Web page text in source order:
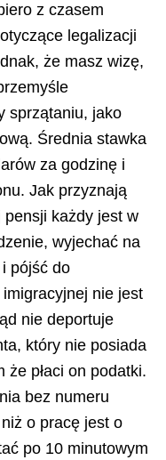
z czasem
legalizacji
że masz wizę,
sprzątaniu, jako
Średnia stawka
za godzinę i
Jak przyznają
każdy jest w
wyjechać na
pójść do
nie jest
nie deportuje
który nie posiada
że płaci on podatki.
bez numeru
o pracę jest o
po 10 minutowym